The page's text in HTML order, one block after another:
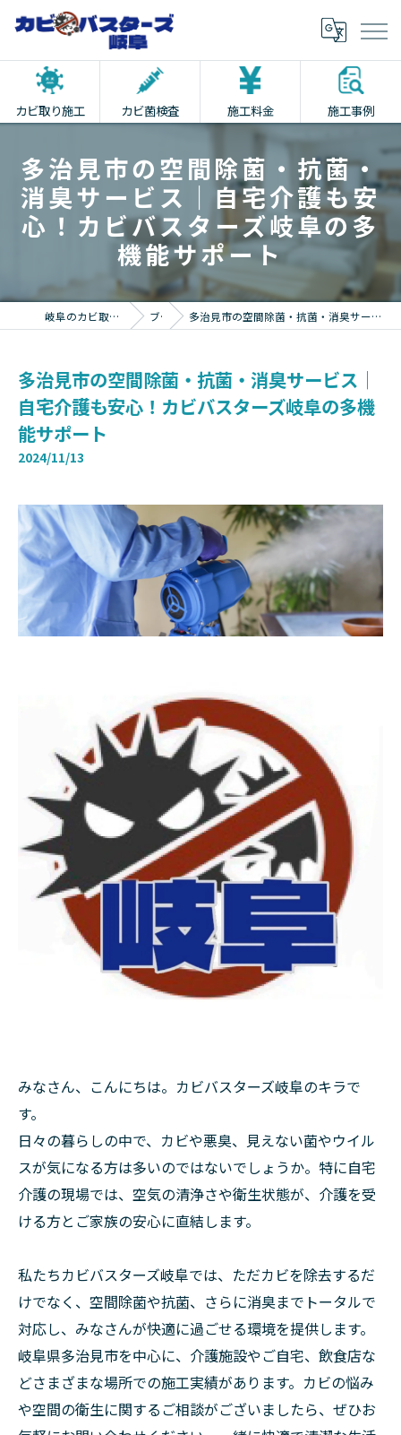
カビ取り施工 カビ菌検査 施工料金 施工事例
多治見市の空間除菌・抗菌・
消臭サービス｜自宅介護も安
心！カビバスターズ岐阜の多
機能サポート
岐阜のカビ取りならカビバスターズ岐阜 ブログ 多治見市の空間除菌・抗菌・消臭サービス｜自宅介護も安心！カビバスターズ岐阜の多機能サポート
多治見市の空間除菌・抗菌・消臭サービス｜
自宅介護も安心！カビバスターズ岐阜の多機
能サポート
2024/11/13
みなさん、こんにちは。カビバスターズ岐阜のキラで
す。
日々の暮らしの中で、カビや悪臭、見えない菌やウイル
スが気になる方は多いのではないでしょうか。特に自宅
介護の現場では、空気の清浄さや衛生状態が、介護を受
ける方とご家族の安心に直結します。
私たちカビバスターズ岐阜では、ただカビを除去するだ
けでなく、空間除菌や抗菌、さらに消臭までトータルで
対応し、みなさんが快適に過ごせる環境を提供します。
岐阜県多治見市を中心に、介護施設やご自宅、飲食店な
どさまざまな場所での施工実績があります。カビの悩み
や空間の衛生に関するご相談がございましたら、ぜひお